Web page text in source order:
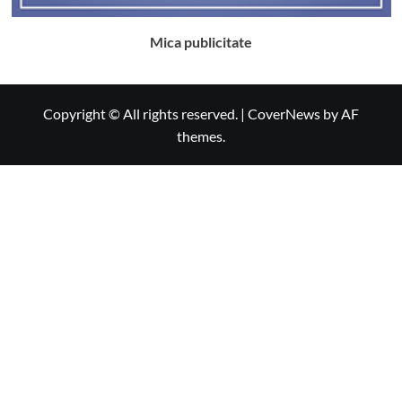
Mica publicitate
Copyright © All rights reserved. | CoverNews by AF
themes.